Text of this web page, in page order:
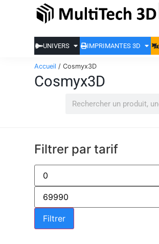
UNIVERS IMPRIMANTES 3D
Accueil / Cosmyx3D
Cosmyx3D
Filtrer par tarif
Filtrer